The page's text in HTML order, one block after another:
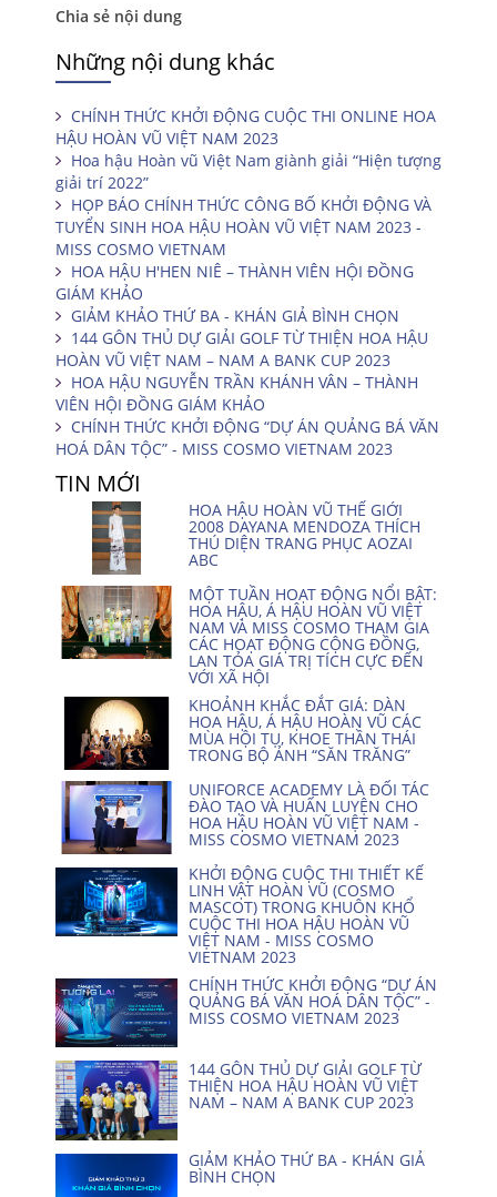
Chia sẻ nội dung
Những nội dung khác
CHÍNH THỨC KHỞI ĐỘNG CUỘC THI ONLINE HOA
HẬU HOÀN VŨ VIỆT NAM 2023
Hoa hậu Hoàn vũ Việt Nam giành giải “Hiện tượng
giải trí 2022”
HỌP BÁO CHÍNH THỨC CÔNG BỐ KHỞI ĐỘNG VÀ
TUYỂN SINH HOA HẬU HOÀN VŨ VIỆT NAM 2023 -
MISS COSMO VIETNAM
HOA HẬU H'HEN NIÊ – THÀNH VIÊN HỘI ĐỒNG
GIÁM KHẢO
GIẢM KHẢO THỨ BA - KHÁN GIẢ BÌNH CHỌN
144 GÔN THỦ DỰ GIẢI GOLF TỪ THIỆN HOA HẬU
HOÀN VŨ VIỆT NAM – NAM A BANK CUP 2023
HOA HẬU NGUYỄN TRẦN KHÁNH VÂN – THÀNH
VIÊN HỘI ĐỒNG GIÁM KHẢO
CHÍNH THỨC KHỞI ĐỘNG “DỰ ÁN QUẢNG BÁ VĂN
HOÁ DÂN TỘC” - MISS COSMO VIETNAM 2023
TIN MỚI
HOA HẬU HOÀN VŨ THẾ GIỚI
2008 DAYANA MENDOZA THÍCH
THÚ DIỆN TRANG PHỤC AOZAI
ABC
MỘT TUẦN HOẠT ĐỘNG NỔI BẬT:
HOA HẬU, Á HẬU HOÀN VŨ VIỆT
NAM VÀ MISS COSMO THAM GIA
CÁC HOẠT ĐỘNG CỘNG ĐỒNG,
LAN TỎA GIÁ TRỊ TÍCH CỰC ĐẾN
VỚI XÃ HỘI
KHOẢNH KHẮC ĐẮT GIÁ: DÀN
HOA HẬU, Á HẬU HOÀN VŨ CÁC
MÙA HỘI TỤ, KHOE THẦN THÁI
TRONG BỘ ẢNH “SĂN TRĂNG”
UNIFORCE ACADEMY LÀ ĐỐI TÁC
ĐÀO TẠO VÀ HUẤN LUYỆN CHO
HOA HẬU HOÀN VŨ VIỆT NAM -
MISS COSMO VIETNAM 2023
KHỞI ĐỘNG CUỘC THI THIẾT KẾ
LINH VẬT HOÀN VŨ (COSMO
MASCOT) TRONG KHUÔN KHỔ
CUỘC THI HOA HẬU HOÀN VŨ
VIỆT NAM - MISS COSMO
VIETNAM 2023
CHÍNH THỨC KHỞI ĐỘNG “DỰ ÁN
QUẢNG BÁ VĂN HOÁ DÂN TỘC” -
MISS COSMO VIETNAM 2023
144 GÔN THỦ DỰ GIẢI GOLF TỪ
THIỆN HOA HẬU HOÀN VŨ VIỆT
NAM – NAM A BANK CUP 2023
GIẢM KHẢO THỨ BA - KHÁN GIẢ
BÌNH CHỌN